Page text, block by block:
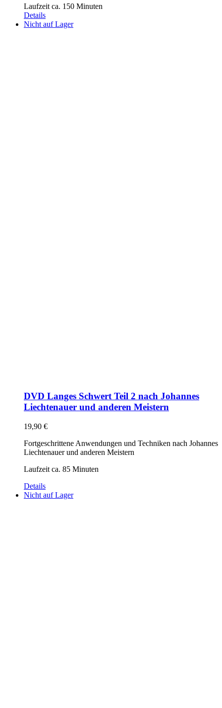
Laufzeit ca. 150 Minuten
Details
Nicht auf Lager
DVD Langes Schwert Teil 2 nach Johannes
Liechtenauer und anderen Meistern
19,90 €
Fortgeschrittene Anwendungen und Techniken nach Johannes
Liechtenauer und anderen Meistern
Laufzeit ca. 85 Minuten
Details
Nicht auf Lager